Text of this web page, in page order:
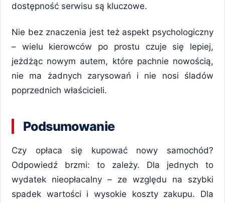
dostępność serwisu są kluczowe.
Nie bez znaczenia jest też aspekt psychologiczny
– wielu kierowców po prostu czuje się lepiej,
jeżdżąc nowym autem, które pachnie nowością,
nie ma żadnych zarysowań i nie nosi śladów
poprzednich właścicieli.
Podsumowanie
Czy opłaca się kupować nowy samochód?
Odpowiedź brzmi: to zależy. Dla jednych to
wydatek nieopłacalny – ze względu na szybki
spadek wartości i wysokie koszty zakupu. Dla